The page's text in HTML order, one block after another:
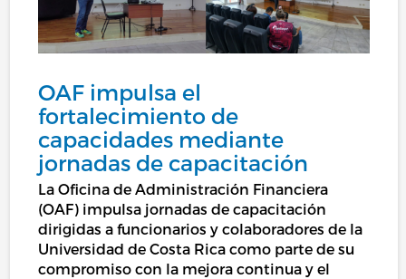
OAF impulsa el
fortalecimiento de
capacidades mediante
jornadas de capacitación
La Oficina de Administración Financiera
(OAF) impulsa jornadas de capacitación
dirigidas a funcionarios y colaboradores de la
Universidad de Costa Rica como parte de su
compromiso con la mejora continua y el